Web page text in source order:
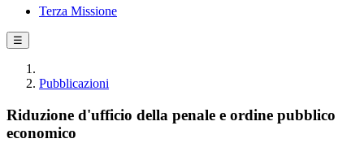
Terza Missione
☰
Pubblicazioni
Riduzione d'ufficio della penale e ordine pubblico
economico